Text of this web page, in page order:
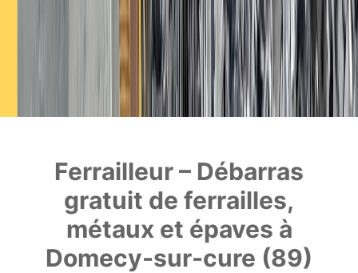
Ferrailleur – Débarras
gratuit de ferrailles,
métaux et épaves à
Domecy-sur-cure (89)